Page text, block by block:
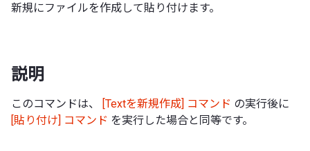
新規にファイルを作成して貼り付けます。
説明
このコマンドは、 [Textを新規作成] コマンド の実行後に
[貼り付け] コマンド を実行した場合と同等です。